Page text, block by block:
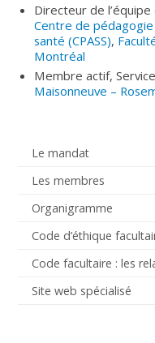
Le mandat
Les membres
Organigramme
Code d’éthique
Code facultaire : les
Site web spécialisé
Directeur de
Centre de
santé (CPASS),
Montréal
Membre actif,
Maisonneuve –